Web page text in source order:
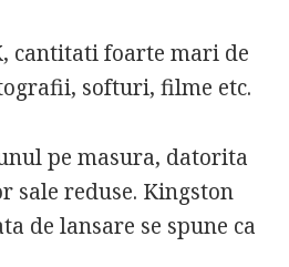
cantitati foarte mari de
softuri, filme etc.
pe masura, datorita
sale reduse. Kingston
de lansare se spune ca